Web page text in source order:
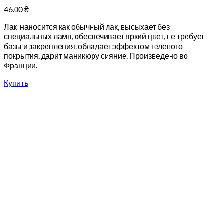
46.00₴
Лак наносится как обычный лак, высыхает без
специальных ламп, обеспечивает яркий цвет, не требует
базы и закрепления, обладает эффектом гелевого
покрытия, дарит маникюру сияние. Произведено во
Франции.
Купить